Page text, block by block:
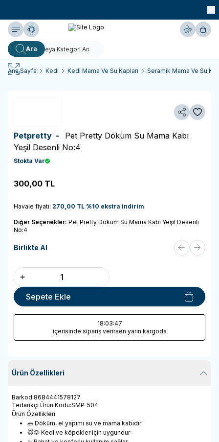
Yardım
Ara
Hesabım
Ana Sayfa Kedi Kedi Mama Ve Su Kapları Seramik Mama Ve Su
Paylaş
Petpretty - Pet Pretty Döküm Su Mama Kabı
Yeşil Desenli No:4
Stokta Var
300,00 TL
Havale fiyatı: 270,00 TL %10 ekstra indirim
Diğer Seçenekler: Pet Pretty Döküm Su Mama Kabı Yeşil Desenli
No:4
Birlikte Al
Sepete Ekle
18:03:47
içerisinde sipariş verirsen yarın kargoda
Ürün Özellikleri
Barkod:8684441578127
Tedarikçi Ürün Kodu:SMP-504
Ürün Özellikleri
🧱 Döküm, el yapımı su ve mama kabıdır
🐱🐶 Kedi ve köpekler için uygundur